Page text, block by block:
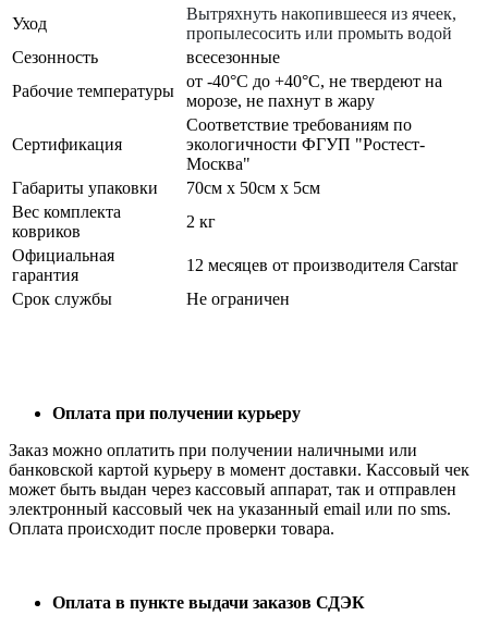
Уход
Вытряхнуть накопившееся из ячеек,
пропылесосить или промыть водой
Сезонность
всесезонные
Рабочие температуры
от -40°С до +40°С, не твердеют на
морозе, не пахнут в жару
Сертификация
Соответствие требованиям по
экологичности ФГУП "Ростест-
Москва"
Габариты упаковки
70см x 50см x 5см
Вес комплекта
ковриков
2 кг
Официальная
гарантия
12 месяцев от производителя Carstar
Срок службы
Не ограничен
Оплата при получении курьеру
Заказ можно оплатить при получении наличными или
банковской картой курьеру в момент доставки. Кассовый чек
может быть выдан через кассовый аппарат, так и отправлен
электронный кассовый чек на указанный email или по sms.
Оплата происходит после проверки товара.
Оплата в пункте выдачи заказов СДЭК